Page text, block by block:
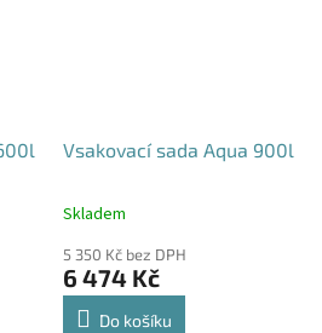
Vsakovací sada Aqua 900l
Průměrné
produktu
je
5,0
Skladem
5 350 Kč bez DPH
6 474 Kč
Do košíku